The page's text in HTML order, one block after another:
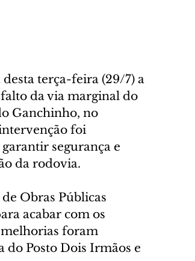
terça-feira (29/7) a
da via marginal do
Ganchinho, no
foi
segurança e
da rodovia.
Obras Públicas
acabar com os
melhorias foram
do Posto Dois Irmãos e